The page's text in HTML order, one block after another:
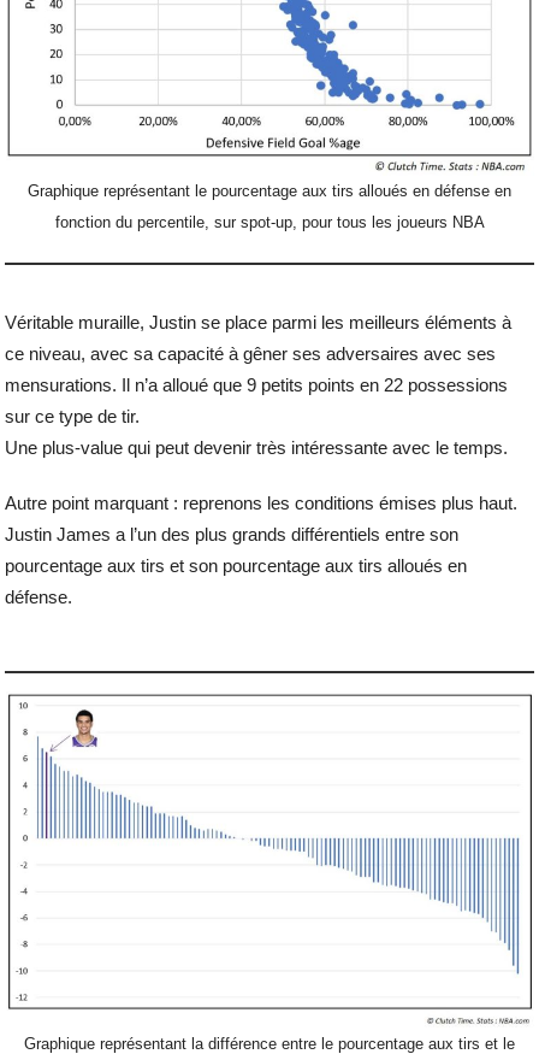
Graphique représentant le pourcentage aux tirs alloués en défense en
fonction du percentile, sur spot-up, pour tous les joueurs NBA
Véritable muraille, Justin se place parmi les meilleurs éléments à
ce niveau, avec sa capacité à gêner ses adversaires avec ses
mensurations. Il n’a alloué que 9 petits points en 22 possessions
sur ce type de tir.
Une plus-value qui peut devenir très intéressante avec le temps.
Autre point marquant : reprenons les conditions émises plus haut.
Justin James a l’un des plus grands différentiels entre son
pourcentage aux tirs et son pourcentage aux tirs alloués en
défense.
Graphique représentant la différence entre le pourcentage aux tirs et le